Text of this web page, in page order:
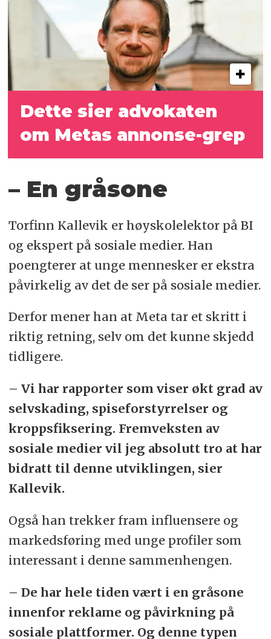
Dette sier advokaten
om Metas annonse-grep
– En gråsone
Torfinn Kallevik er høyskolelektor på BI
og ekspert på sosiale medier. Han
poengterer at unge mennesker er ekstra
påvirkelig av det de ser på sosiale medier.
Derfor mener han at Meta tar et skritt i
riktig retning, selv om det kunne skjedd
tidligere.
– Vi har rapporter som viser økt grad av
selvskading, spiseforstyrrelser og
kroppsfiksering. Fremveksten av
sosiale medier vil jeg absolutt tro at har
bidratt til denne utviklingen, sier
Kallevik.
Også han trekker fram influensere og
markedsføring med unge profiler som
interessant i denne sammenhengen.
– De har hele tiden vært i en gråsone
innenfor reklame og påvirkning på
sosiale plattformer. Og denne typen